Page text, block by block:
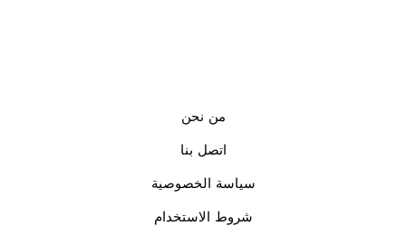
من نحن
اتصل بنا
سياسة الخصوصية
شروط الاستخدام